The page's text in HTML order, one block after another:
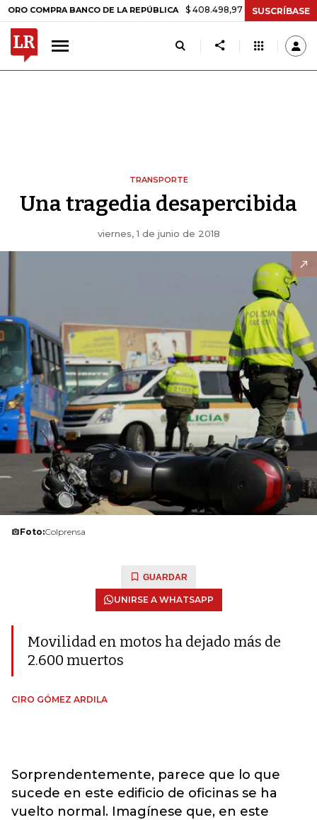
BANCO DE LA REPÚBLICA $ 408.498,97 +$ 8.753,81 +2,19%
SUSCRÍBASE
TRANSPORTE
Una tragedia desapercibida
viernes, 1 de junio de 2018
Foto:Colprensa
GUARDAR
UNIRSE A WHATSAPP
Movilidad en motos ha dejado más de
2.600 muertos
CIRO GÓMEZ ARDILA
Sorprendentemente, parece que lo que
sucede en este edificio de oficinas se ha
vuelto normal. Imagínese que, en este